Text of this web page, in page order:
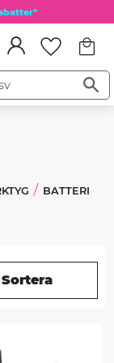
BATTERI
Sortera